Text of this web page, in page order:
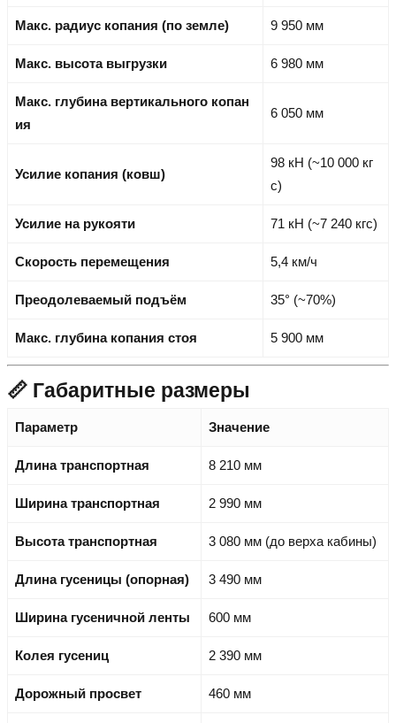
Макс. радиус копания (по земле) 9 950 мм
Макс. высота выгрузки 6 980 мм
Макс. глубина вертикального копан
ия
6 050 мм
Усилие копания (ковш)
98 кН (~10 000 кг
с)
Усилие на рукояти 71 кН (~7 240 кгс)
Скорость перемещения 5,4 км/ч
Преодолеваемый подъём 35° (~70%)
Макс. глубина копания стоя 5 900 мм
📏 Габаритные размеры
Параметр Значение
Длина транспортная 8 210 мм
Ширина транспортная 2 990 мм
Высота транспортная 3 080 мм (до верха кабины)
Длина гусеницы (опорная) 3 490 мм
Ширина гусеничной ленты 600 мм
Колея гусениц 2 390 мм
Дорожный просвет 460 мм